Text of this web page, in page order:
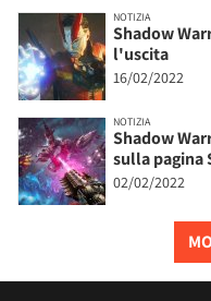
NOTIZIA
Shadow
l'uscita
16/02/2022
NOTIZIA
Shadow
sulla pagina
02/02/2022